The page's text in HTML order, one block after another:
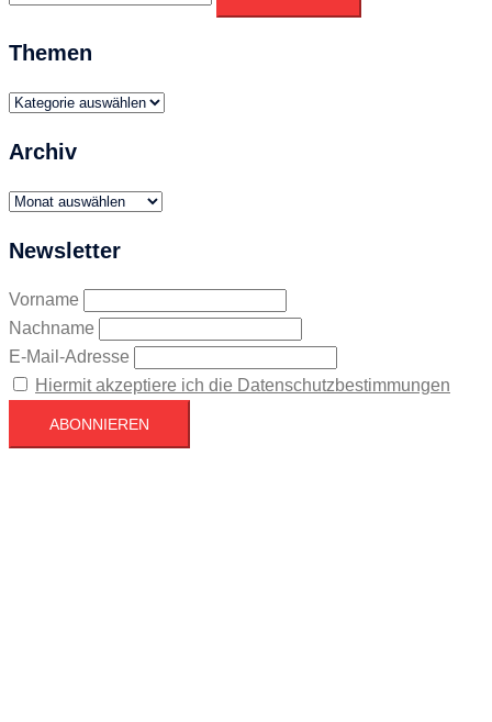
nach:
Themen
Themen
Archiv
Archiv
Newsletter
Vorname
Nachname
E-Mail-Adresse
Hiermit akzeptiere ich die Datenschutzbestimmungen